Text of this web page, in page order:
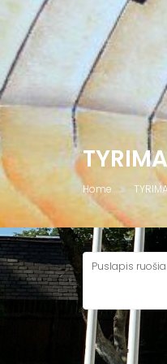
Home
Puslapis